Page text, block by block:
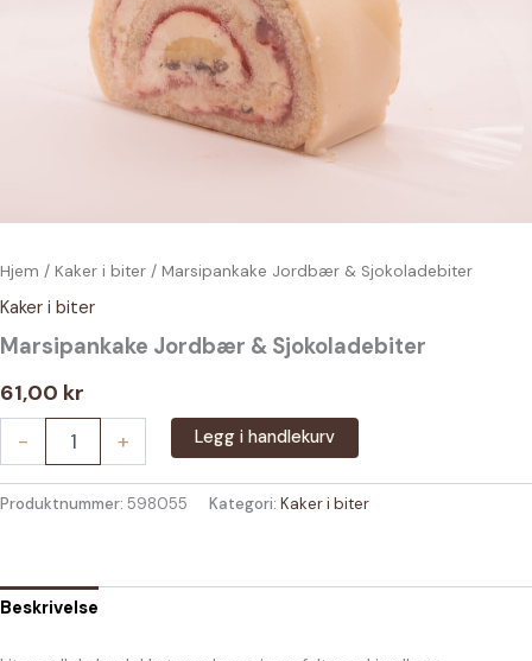
Hjem / Kaker i biter / Marsipankake Jordbær & Sjokoladebiter
Kaker i biter
Marsipankake Jordbær & Sjokoladebiter
61,00 kr
-
Sjokoladebiter
+ Legg i handlekurv
Produktnummer: 598055 Kategori: Kaker i biter
Beskrivelse